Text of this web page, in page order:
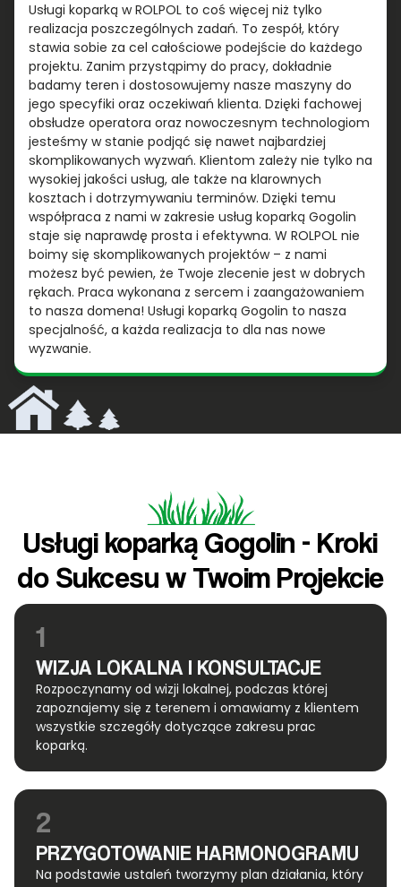
Usługi koparką w ROLPOL to coś więcej niż tylko
realizacja poszczególnych zadań. To zespół, który
stawia sobie za cel całościowe podejście do każdego
projektu. Zanim przystąpimy do pracy, dokładnie
badamy teren i dostosowujemy nasze maszyny do
jego specyfiki oraz oczekiwań klienta. Dzięki fachowej
obsłudze operatora oraz nowoczesnym technologiom
jesteśmy w stanie podjąć się nawet najbardziej
skomplikowanych wyzwań. Klientom zależy nie tylko na
wysokiej jakości usług, ale także na klarownych
kosztach i dotrzymywaniu terminów. Dzięki temu
współpraca z nami w zakresie usług koparką Gogolin
staje się naprawdę prosta i efektywna. W ROLPOL nie
boimy się skomplikowanych projektów – z nami
możesz być pewien, że Twoje zlecenie jest w dobrych
rękach. Praca wykonana z sercem i zaangażowaniem
to nasza domena! Usługi koparką Gogolin to nasza
specjalność, a każda realizacja to dla nas nowe
wyzwanie.
Usługi koparką Gogolin - Kroki
do Sukcesu w Twoim Projekcie
1
WIZJA LOKALNA I KONSULTACJE
Rozpoczynamy od wizji lokalnej, podczas której
zapoznajemy się z terenem i omawiamy z klientem
wszystkie szczegóły dotyczące zakresu prac
koparką.
2
PRZYGOTOWANIE HARMONOGRAMU
Na podstawie ustaleń tworzymy plan działania, który